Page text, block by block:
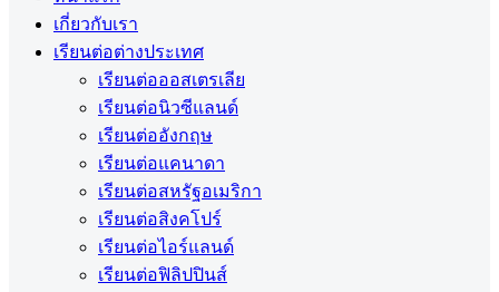
เกี่ยวกับเรา
เรียนต่อต่างประเทศ
เรียนต่อออสเตรเลีย
เรียนต่อนิวซีแลนด์
เรียนต่ออังกฤษ
เรียนต่อแคนาดา
เรียนต่อสหรัฐอเมริกา
เรียนต่อสิงคโปร์
เรียนต่อไอร์แลนด์
เรียนต่อฟิลิปปินส์